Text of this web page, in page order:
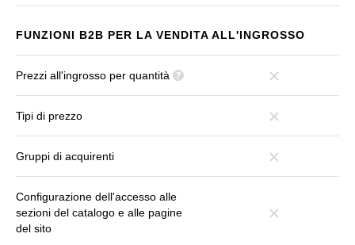
FUNZIONI B2B PER LA VENDITA ALL'INGROSSO
Prezzi all'ingrosso per quantità
Tipi di prezzo
Gruppi di acquirenti
Configurazione dell'accesso alle
sezioni del catalogo e alle pagine
del sito